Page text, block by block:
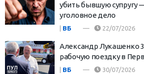
убить бывшую супругу
уголовное дело
ВБ 22/07/2026
Александр Лукашенко
рабочую поездку в
ВБ 30/07/2026